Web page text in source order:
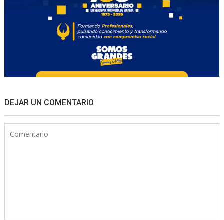
DEJAR UN COMENTARIO